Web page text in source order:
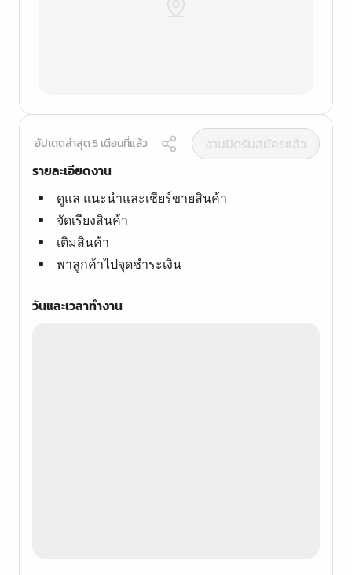
อัปเดตล่าสุด 5 เดือนที่แล้ว
งานปิดรับสมัครแล้ว
รายละเอียดงาน
ดูแล แนะนำและเชียร์ขายสินค้า
จัดเรียงสินค้า
เติมสินค้า
พาลูกค้าไปจุดชำระเงิน
วันและเวลาทำงาน